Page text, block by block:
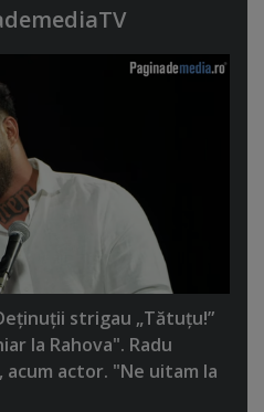
strigau „Tătuţu!”
la Rahova". Radu
actor. "Ne uitam la